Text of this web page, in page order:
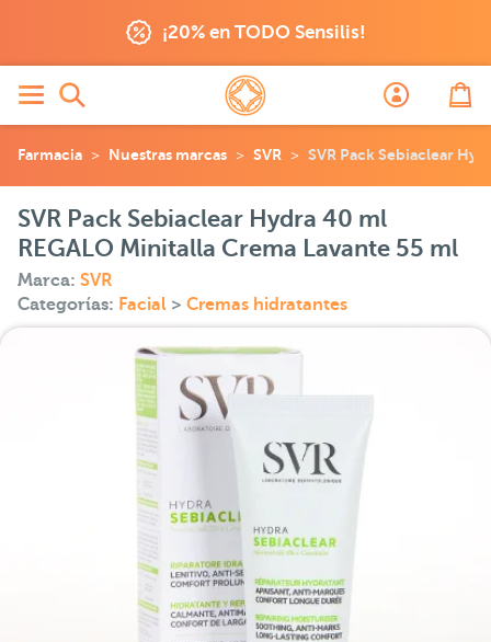
¡20% en TODO Sensilis!
Farmacia Nuestras marcas SVR SVR Pack Sebiaclear
SVR Pack Sebiaclear Hydra 40 ml
REGALO Minitalla Crema Lavante 55 ml
Marca: SVR
Categorías: Facial > Cremas hidratantes